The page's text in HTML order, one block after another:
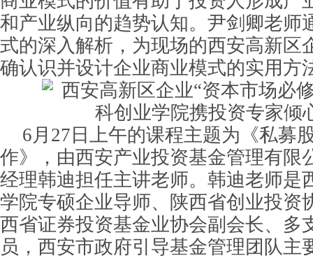
和产业纵向的趋势认知。尹剑卿老师
式的深入解析，为现场的西安高新区
确认识并设计企业商业模式的实用方
6月27日上午的课程主题为《私募
作》，由西安产业投资基金管理有限
经理韩迪担任主讲老师。韩迪老师是
学院专硕企业导师、陕西省创业投资
西省证券投资基金业协会副会长、多
员，西安市政府引导基金管理团队主